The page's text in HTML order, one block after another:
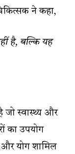
ने कहा,
है, बल्कि यह
जो स्वास्थ्य और
का उपयोग
योग शामिल